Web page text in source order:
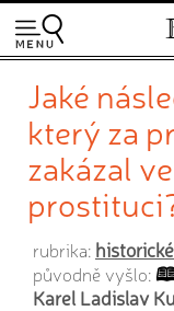
Jaké
který za
zakázal
rubrika:
původně vyšlo:
Karel Ladislav